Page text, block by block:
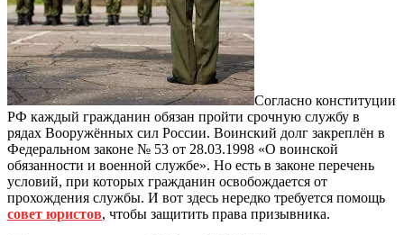
Согласно конституции
РФ каждый гражданин обязан пройти срочную службу в
рядах Вооружённых сил России. Воинский долг закреплён в
Федеральном законе № 53 от 28.03.1998 «О воинской
обязанности и военной службе». Но есть в законе перечень
условий, при которых гражданин освобождается от
прохождения службы. И вот здесь нередко требуется помощь
совет юристов, чтобы защитить права призывника.